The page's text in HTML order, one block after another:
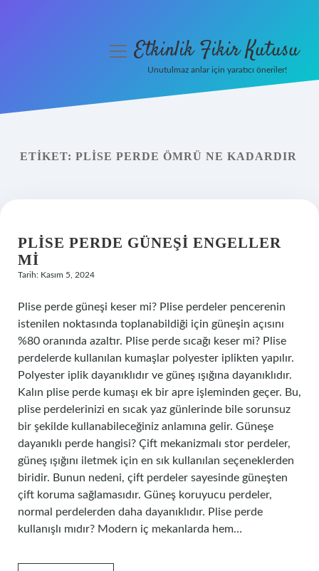
Yasal Uyarı
menüyüEtkinlik Fikir Kutusu
Unutulmaz anlar için yaratıcı öneriler!
ETIKET: PLISE PERDE ÖMRÜ NE KADARDIR
PLISE PERDE GÜNEŞI ENGELLER
MI
Tarih: Kasım 5, 2024
Plise perde güneşi keser mi? Plise perdeler pencerenin
istenilen noktasında toplanabildiği için güneşin açısını
%80 oranında azaltır. Plise perde sıcağı keser mi? Plise
perdelerde kullanılan kumaşlar polyester iplikten yapılır.
Polyester iplik dayanıklıdır ve güneş ışığına dayanıklıdır.
Kalın plise perde kumaşı ek bir apre işleminden geçer. Bu,
plise perdelerinizi en sıcak yaz günlerinde bile sorunsuz
bir şekilde kullanabileceğiniz anlamına gelir. Güneşe
dayanıklı perde hangisi? Çift mekanizmalı stor perdeler,
güneş ışığını iletmek için en sık kullanılan seçeneklerden
biridir. Bunun nedeni, çift perdeler sayesinde güneşten
çift koruma sağlamasıdır. Güneş koruyucu perdeler,
normal perdelerden daha dayanıklıdır. Plise perde
kullanışlı mıdır? Modern iç mekanlarda hem…